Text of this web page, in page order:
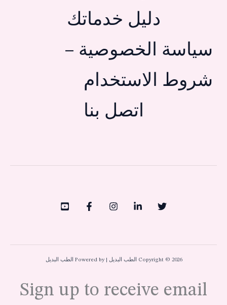
دليل خدماتك
سياسة الخصوصية –
شروط الاستخدام
اتصل بنا
Copyright © 2026 الطب البديل | Powered by الطب البديل
Sign up to receive email